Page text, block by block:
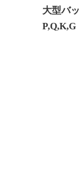
大型バ
P,Q,K,G